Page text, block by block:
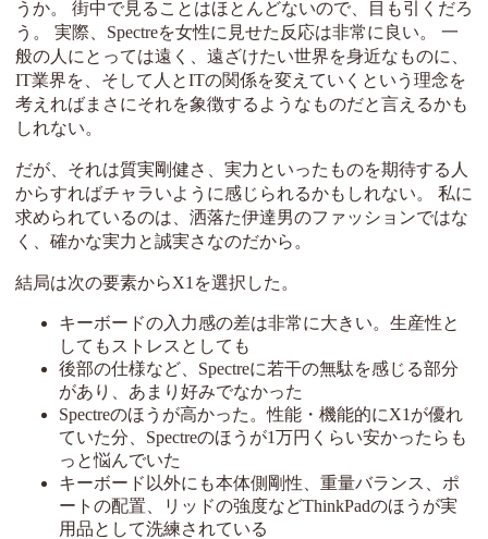
うか。 街中で見ることはほとんどないので、目も引くだろ
う。 実際、Spectreを女性に見せた反応は非常に良い。 一
般の人にとっては遠く、遠ざけたい世界を身近なものに、
IT業界を、そして人とITの関係を変えていくという理念を
考えればまさにそれを象徴するようなものだと言えるかも
しれない。
だが、それは質実剛健さ、実力といったものを期待する人
からすればチャラいように感じられるかもしれない。 私に
求められているのは、洒落た伊達男のファッションではな
く、確かな実力と誠実さなのだから。
結局は次の要素からX1を選択した。
キーボードの入力感の差は非常に大きい。生産性と
してもストレスとしても
後部の仕様など、Spectreに若干の無駄を感じる部分
があり、あまり好みでなかった
Spectreのほうが高かった。性能・機能的にX1が優れ
ていた分、Spectreのほうが1万円くらい安かったらも
っと悩んでいた
キーボード以外にも本体側剛性、重量バランス、ポ
ートの配置、リッドの強度などThinkPadのほうが実
用品として洗練されている